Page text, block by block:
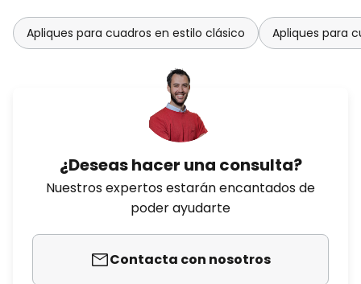
Apliques para cuadros en estilo clásico Apliques para
¿Deseas hacer una consulta?
Nuestros expertos estarán encantados de
poder ayudarte
Contacta con nosotros